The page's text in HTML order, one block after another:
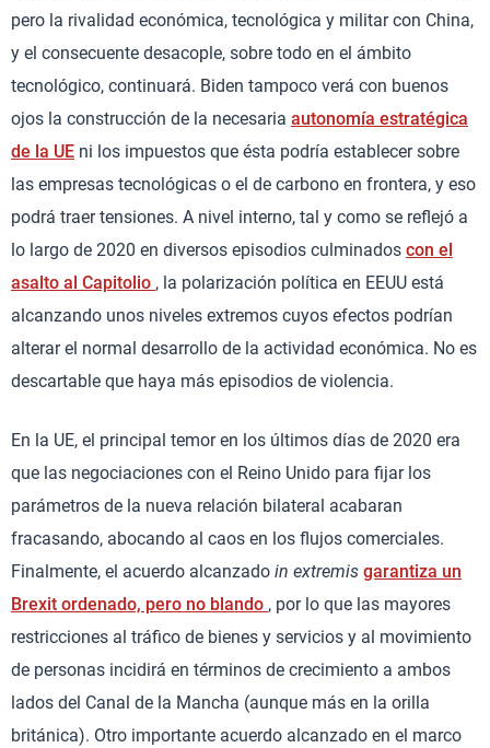
pero la rivalidad económica, tecnológica y militar con China,
y el consecuente desacople, sobre todo en el ámbito
tecnológico, continuará. Biden tampoco verá con buenos
ojos la construcción de la necesaria autonomía estratégica
de la UE ni los impuestos que ésta podría establecer sobre
las empresas tecnológicas o el de carbono en frontera, y eso
podrá traer tensiones. A nivel interno, tal y como se reflejó a
lo largo de 2020 en diversos episodios culminados con el
asalto al Capitolio , la polarización política en EEUU está
alcanzando unos niveles extremos cuyos efectos podrían
alterar el normal desarrollo de la actividad económica. No es
descartable que haya más episodios de violencia.
En la UE, el principal temor en los últimos días de 2020 era
que las negociaciones con el Reino Unido para fijar los
parámetros de la nueva relación bilateral acabaran
fracasando, abocando al caos en los flujos comerciales.
Finalmente, el acuerdo alcanzado in extremis garantiza un
Brexit ordenado, pero no blando , por lo que las mayores
restricciones al tráfico de bienes y servicios y al movimiento
de personas incidirá en términos de crecimiento a ambos
lados del Canal de la Mancha (aunque más en la orilla
británica). Otro importante acuerdo alcanzado en el marco